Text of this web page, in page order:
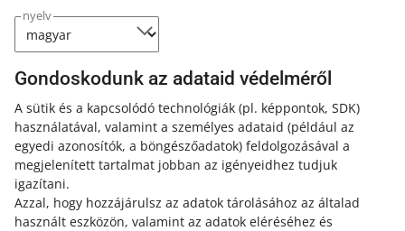
nyelv
Gondoskodunk az adataid védelméről
A sütik és a kapcsolódó technológiák (pl. képpontok, SDK)
használatával, valamint a személyes adataid (például az
egyedi azonosítók, a böngészőadatok) feldolgozásával a
megjelenített tartalmat jobban az igényeidhez tudjuk
igazítani.
Azzal, hogy hozzájárulsz az adatok tárolásához az általad
használt eszközön, valamint az adatok eléréséhez és
Ha az Allegro-szállítás eszközt használod, ez a változtatás
lehetővé teszi, hogy még gyorsabban és egyszerűbben
feladd a csomagjaidat.
ajánlatok árait és darabszámait
2026. július 16. 14:17
Új opciót adtunk a Kínálatom menüponthoz, ami
leegyszerűsíti az ajánlatok kezelését. További
információk.